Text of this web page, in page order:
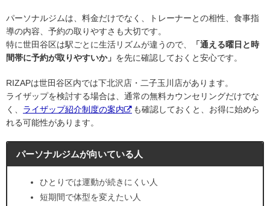
パーソナルジムは、料金だけでなく、トレーナーとの相性、食事指
導の内容、予約の取りやすさも大切です。
特に世田谷区は駅ごとに生活リズムが違うので、
「通える曜日と時
間帯に予約が取りやすいか」 を先に確認しておくと安心です。
RIZAPは世田谷区内では下北沢店・二子玉川店があります。
ライザップを検討する場合は、通常の無料カウンセリングだけでな
く、 ライザップ紹介制度の案内
も確認しておくと、お得に始めら
れる可能性があります。
パーソナルジムが向いている人
ひとりでは運動が続きにくい人
短期間で体型を変えたい人